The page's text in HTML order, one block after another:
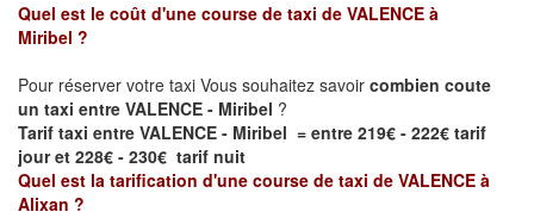
Quel est le coût d'une course de taxi de VALENCE à
Miribel ?
Pour réserver votre taxi Vous souhaitez savoir combien coute
un taxi entre VALENCE - Miribel ?
Tarif taxi entre VALENCE - Miribel = entre 219€ - 222€ tarif
jour et 228€ - 230€ tarif nuit
Quel est la tarification d'une course de taxi de VALENCE à
Alixan ?